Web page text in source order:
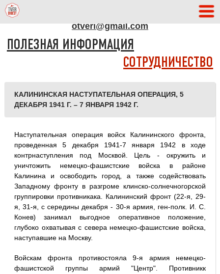
otveri@gmail.com
ПОЛЕЗНАЯ ИНФОРМАЦИЯ
СОТРУДНИЧЕСТВО
КАЛИНИНСКАЯ НАСТУПАТЕЛЬНАЯ ОПЕРАЦИЯ, 5
ДЕКАБРЯ 1941 Г. – 7 ЯНВАРЯ 1942 Г.
Наступательная операция войск Калининского фронта,
проведенная 5 декабря 1941-7 января 1942 в ходе
контрнаступления под Москвой. Цель - окружить и
уничтожить немецко-фашистские войска в районе
Калинина и освободить город, а также содействовать
Западному фронту в разгроме клинско-солнечногорской
группировки противникака. Калининский фронт (22-я, 29-
я, 31-я, с середины декабря - 30-я армия, ген-полк. И. С.
Конев) занимал выгодное оперативное положение,
глубоко охватывая с севера немецко-фашистские войска,
наступавшие на Москву.
Войскам фронта противостояла 9-я армия немецко-
фашистской группы армий "Центр". Противникк